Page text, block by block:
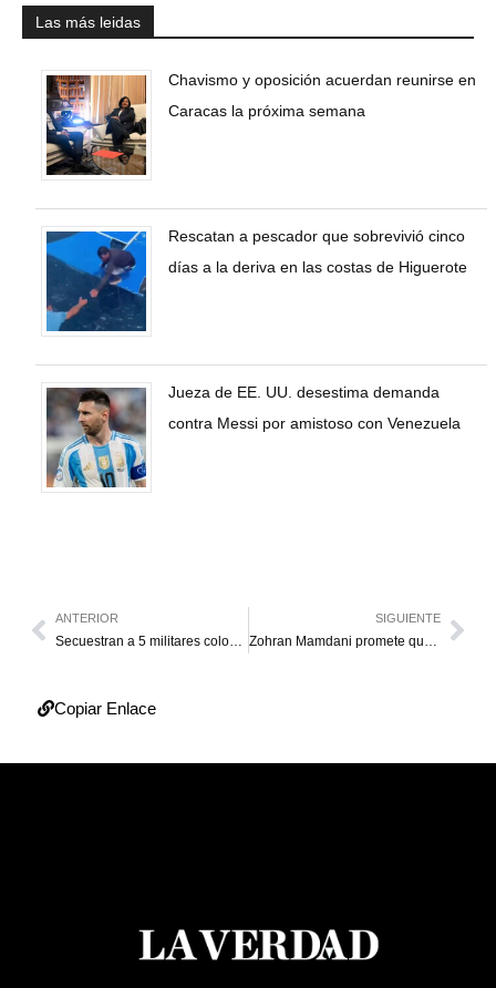
Las más leidas
Chavismo y oposición acuerdan reunirse en
Caracas la próxima semana
Rescatan a pescador que sobrevivió cinco
días a la deriva en las costas de Higuerote
Jueza de EE. UU. desestima demanda
contra Messi por amistoso con Venezuela
ANTERIOR
Secuestran a 5 militares colombianos en Arauca
SIGUIENTE
Zohran Mamdani promete que defenderá a migrantes venezolanos en Nueva York
Copiar Enlace